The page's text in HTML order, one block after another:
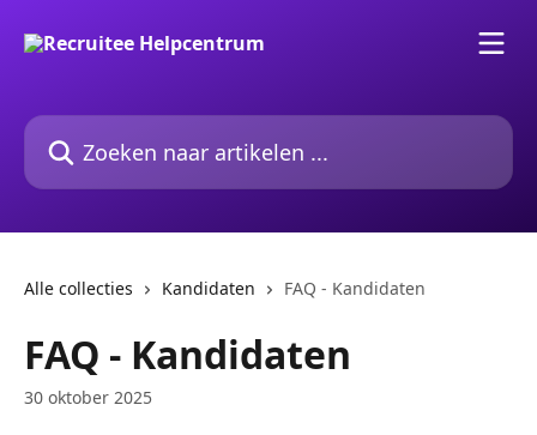
Zoeken naar artikelen ...
Alle collecties Kandidaten FAQ - Kandidaten
FAQ - Kandidaten
30 oktober 2025